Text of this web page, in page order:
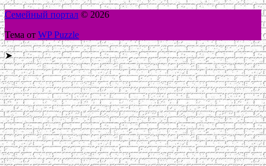
Семейный портал © 2026
Тема от WP Puzzle
➤